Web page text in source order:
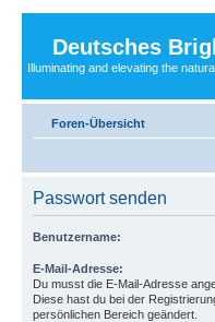
Deutsches
Illuminating and elevating the
Foren-Übersicht
Passwort senden
Benutzername:
E-Mail-Adresse:
Du musst die E-Mail-Adresse
Diese hast du bei der
persönlichen Bereich geändert.